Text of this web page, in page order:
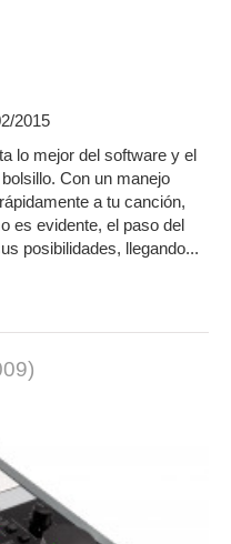
2015
lo mejor del software y el
Con un manejo
a tu canción,
es evidente, el paso del
posibilidades, llegando...